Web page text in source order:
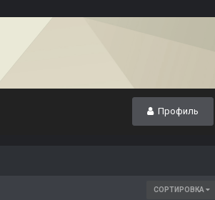
Профиль
СОРТИРОВКА